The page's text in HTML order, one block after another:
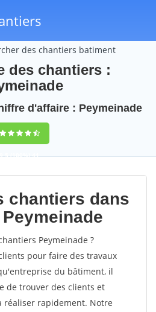
des chantiers batiment
des chantiers :
d'affaire : Peymeinade
9,5(100%)41
votes
chantiers dans
Peymeinade ?
pour faire des travaux
du bâtiment, il
de trouver des clients et
réaliser rapidement. Notre